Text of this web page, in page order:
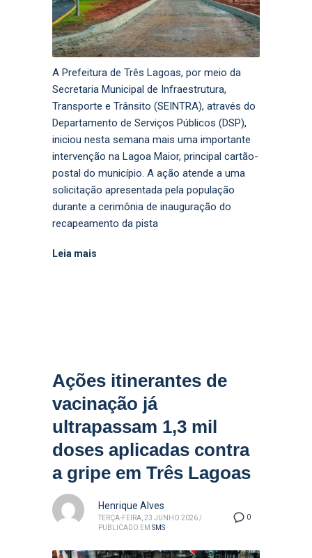
A Prefeitura de Três Lagoas, por meio da
Secretaria Municipal de Infraestrutura,
Transporte e Trânsito (SEINTRA), através do
Departamento de Serviços Públicos (DSP),
iniciou nesta semana mais uma importante
intervenção na Lagoa Maior, principal cartão-
postal do município. A ação atende a uma
solicitação apresentada pela população
durante a cerimônia de inauguração do
recapeamento da pista
Leia mais
Ações itinerantes de
vacinação já
ultrapassam 1,3 mil
doses aplicadas contra
a gripe em Três Lagoas
0
Henrique Alves
TERÇA-FEIRA, 23 JUNHO 2026/
PUBLICADO EM SMS